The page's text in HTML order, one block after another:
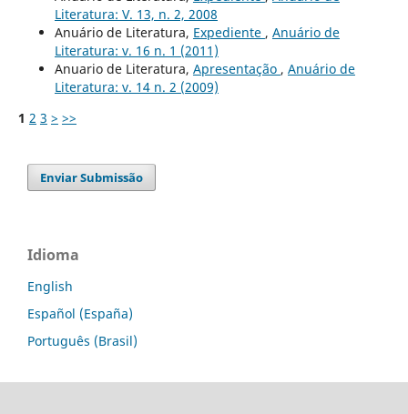
Literatura: V. 13, n. 2, 2008
Anuário de Literatura, Expediente , Anuário de
Literatura: v. 16 n. 1 (2011)
Anuario de Literatura, Apresentação , Anuário de
Literatura: v. 14 n. 2 (2009)
1 2 3 > >>
Enviar Submissão
Idioma
English
Español (España)
Português (Brasil)